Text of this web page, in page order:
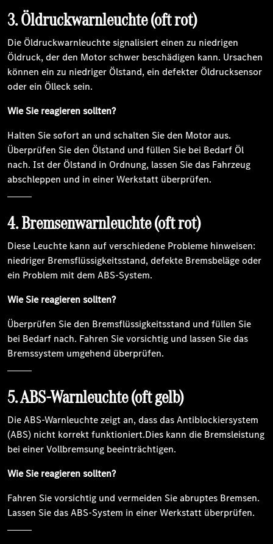
3. Öldruckwarnleuchte (oft rot)
Die Öldruckwarnleuchte signalisiert einen zu niedrigen
Öldruck, der den Motor schwer beschädigen kann. Ursachen
können ein zu niedriger Ölstand, ein defekter Öldrucksensor
oder ein Ölleck sein.
Wie Sie reagieren sollten?
Halten Sie sofort an und schalten Sie den Motor aus.
Überprüfen Sie den Ölstand und füllen Sie bei Bedarf Öl
nach. Ist der Ölstand in Ordnung, lassen Sie das Fahrzeug
abschleppen und in einer Werkstatt überprüfen.
4. Bremsenwarnleuchte (oft rot)
Diese Leuchte kann auf verschiedene Probleme hinweisen:
niedriger Bremsflüssigkeitsstand, defekte Bremsbeläge oder
ein Problem mit dem ABS-System.
Wie Sie reagieren sollten?
Überprüfen Sie den Bremsflüssigkeitsstand und füllen Sie
bei Bedarf nach. Fahren Sie vorsichtig und lassen Sie das
Bremssystem umgehend überprüfen.
5. ABS-Warnleuchte (oft gelb)
Die ABS-Warnleuchte zeigt an, dass das Antiblockiersystem
(ABS) nicht korrekt funktioniert.Dies kann die Bremsleistung
bei einer Vollbremsung beeinträchtigen.
Wie Sie reagieren sollten?
Fahren Sie vorsichtig und vermeiden Sie abruptes Bremsen.
Lassen Sie das ABS-System in einer Werkstatt überprüfen.